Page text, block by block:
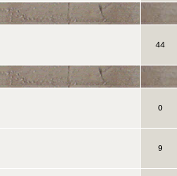
44
0
9